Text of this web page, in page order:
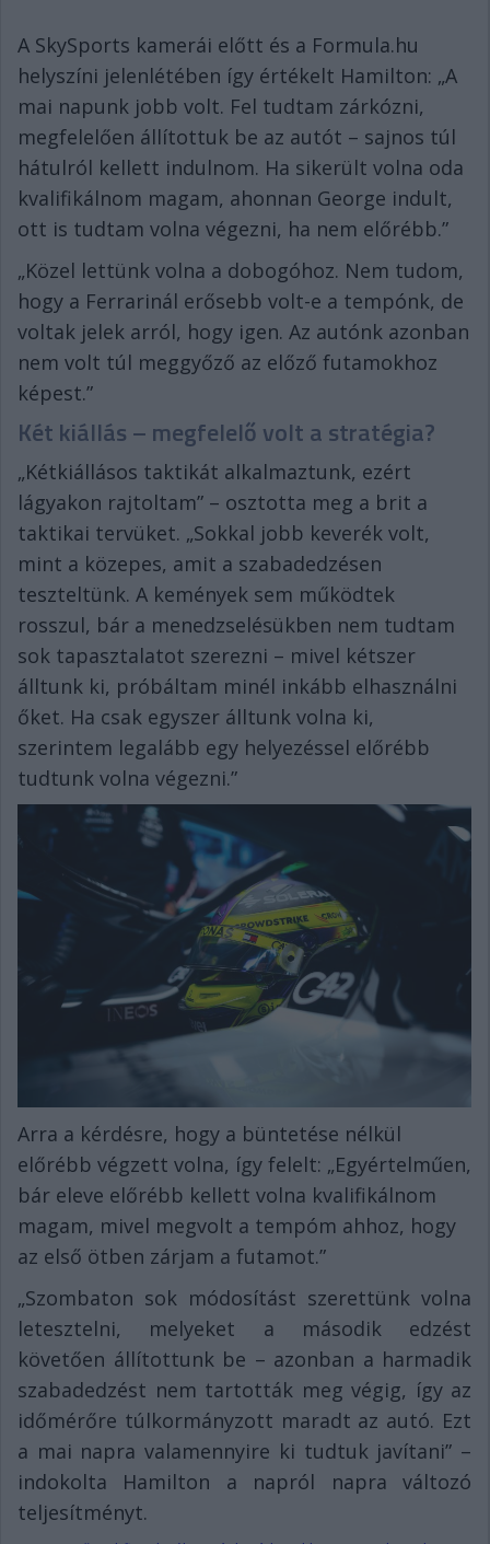
A SkySports kamerái előtt és a Formula.hu
helyszíni jelenlétében így értékelt Hamilton: „A
mai napunk jobb volt. Fel tudtam zárkózni,
megfelelően állítottuk be az autót – sajnos túl
hátulról kellett indulnom. Ha sikerült volna oda
kvalifikálnom magam, ahonnan George indult,
ott is tudtam volna végezni, ha nem előrébb.”
„Közel lettünk volna a dobogóhoz. Nem tudom,
hogy a Ferrarinál erősebb volt-e a tempónk, de
voltak jelek arról, hogy igen. Az autónk azonban
nem volt túl meggyőző az előző futamokhoz
képest.”
Két kiállás – megfelelő volt a stratégia?
„Kétkiállásos taktikát alkalmaztunk, ezért
lágyakon rajtoltam” – osztotta meg a brit a
taktikai tervüket. „Sokkal jobb keverék volt,
mint a közepes, amit a szabadedzésen
teszteltünk. A kemények sem működtek
rosszul, bár a menedzselésükben nem tudtam
sok tapasztalatot szerezni – mivel kétszer
álltunk ki, próbáltam minél inkább elhasználni
őket. Ha csak egyszer álltunk volna ki,
szerintem legalább egy helyezéssel előrébb
tudtunk volna végezni.”
Arra a kérdésre, hogy a büntetése nélkül
előrébb végzett volna, így felelt: „Egyértelműen,
bár eleve előrébb kellett volna kvalifikálnom
magam, mivel megvolt a tempóm ahhoz, hogy
az első ötben zárjam a futamot.”
„Szombaton sok módosítást szerettünk volna
letesztelni, melyeket a második edzést
követően állítottunk be – azonban a harmadik
szabadedzést nem tartották meg végig, így az
időmérőre túlkormányzott maradt az autó. Ezt
a mai napra valamennyire ki tudtuk javítani” –
indokolta Hamilton a napról napra változó
teljesítményt.